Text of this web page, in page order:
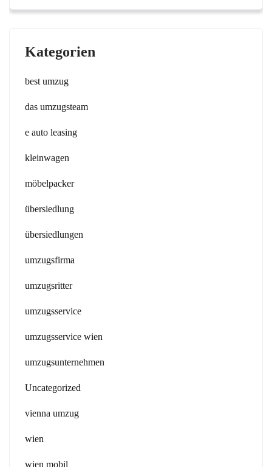
Kategorien
best umzug
das umzugsteam
e auto leasing
kleinwagen
möbelpacker
übersiedlung
übersiedlungen
umzugsfirma
umzugsritter
umzugsservice
umzugsservice wien
umzugsunternehmen
Uncategorized
vienna umzug
wien
wien mobil